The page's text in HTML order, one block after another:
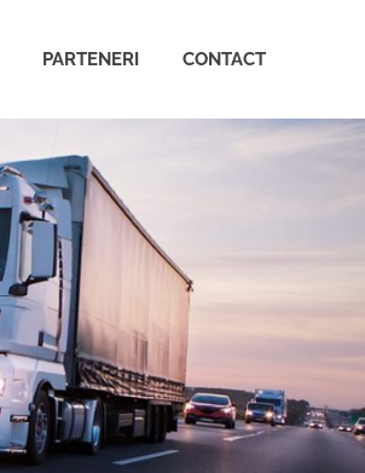
PARTENERI CONTACT